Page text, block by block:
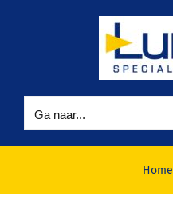
Ga naar...
Home